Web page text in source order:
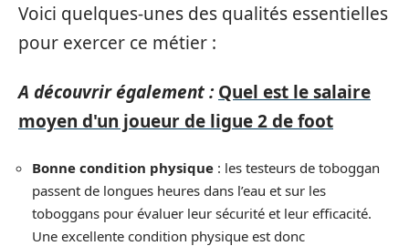
Voici quelques-unes des qualités essentielles
pour exercer ce métier :
A découvrir également : Quel est le salaire
moyen d'un joueur de ligue 2 de foot
Bonne condition physique : les testeurs de toboggan
passent de longues heures dans l’eau et sur les
toboggans pour évaluer leur sécurité et leur efficacité.
Une excellente condition physique est donc